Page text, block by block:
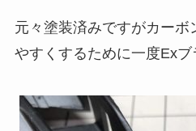
元々塗装済みですがカーボ
やすくするために一度Exブ